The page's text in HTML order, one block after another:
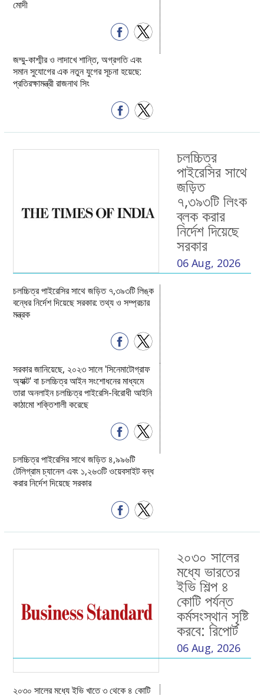
মোদী
জম্মু-কাশ্মীর ও লাদাখে শান্তি, অগ্রগতি এবং
সমান সুযোগের এক নতুন যুগের সূচনা হয়েছে:
প্রতিরক্ষামন্ত্রী রাজনাথ সিং
চলচ্চিত্র
পাইরেসির সাথে
জড়িত
৭,৩৯৩টি লিংক
ব্লক করার
নির্দেশ দিয়েছে
সরকার
06 Aug, 2026
চলচ্চিত্র পাইরেসির সাথে জড়িত ৭,৩৯৩টি লিঙ্ক
বন্ধের নির্দেশ দিয়েছে সরকার: তথ্য ও সম্প্রচার
মন্ত্রক
সরকার জানিয়েছে, ২০২৩ সালে 'সিনেমাটোগ্রাফ
অ্যাক্ট' বা চলচ্চিত্র আইন সংশোধনের মাধ্যমে
তারা অনলাইন চলচ্চিত্র পাইরেসি-বিরোধী আইনি
কাঠামো শক্তিশালী করেছে
চলচ্চিত্র পাইরেসির সাথে জড়িত ৪,৯৯৬টি
টেলিগ্রাম চ্যানেল এবং ১,২৬৩টি ওয়েবসাইট বন্ধ
করার নির্দেশ দিয়েছে সরকার
২০৩০ সালের
মধ্যে ভারতের
ইভি শিল্প ৪
কোটি পর্যন্ত
কর্মসংস্থান সৃষ্টি
করবে: রিপোর্ট
06 Aug, 2026
২০৩০ সালের মধ্যে ইভি খাতে ৩ থেকে ৪ কোটি